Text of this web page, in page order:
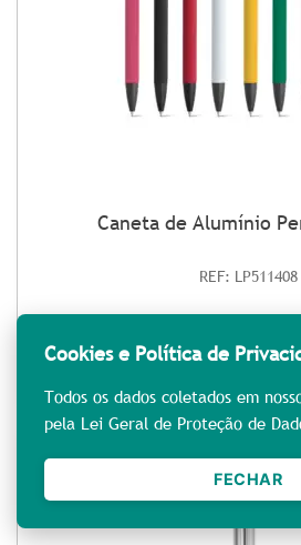
Caneta de Alumínio
REF: LP511408
Ver detalhes
Cookies e Política de
Todos os dados coletados em
pela Lei Geral de Proteção de
FECHAR